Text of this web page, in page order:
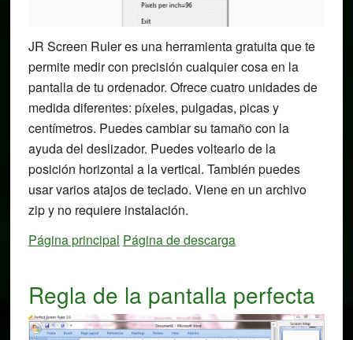
JR Screen Ruler es una herramienta gratuita que te
permite medir con precisión cualquier cosa en la
pantalla de tu ordenador. Ofrece cuatro unidades de
medida diferentes: píxeles, pulgadas, picas y
centímetros. Puedes cambiar su tamaño con la
ayuda del deslizador. Puedes voltearlo de la
posición horizontal a la vertical. También puedes
usar varios atajos de teclado. Viene en un archivo
zip y no requiere instalación.
Página principal Página de descarga
Regla de la pantalla perfecta